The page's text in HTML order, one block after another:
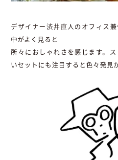
デザイナー渋井直人のオフィス
中がよく見ると
所々におしゃれさを感じます。
いセットにも注目すると色々発見